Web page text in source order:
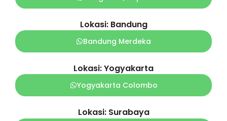
Lokasi: Bandung
Bandung Merdeka
Lokasi: Yogyakarta
Yogyakarta Colombo
Lokasi: Surabaya